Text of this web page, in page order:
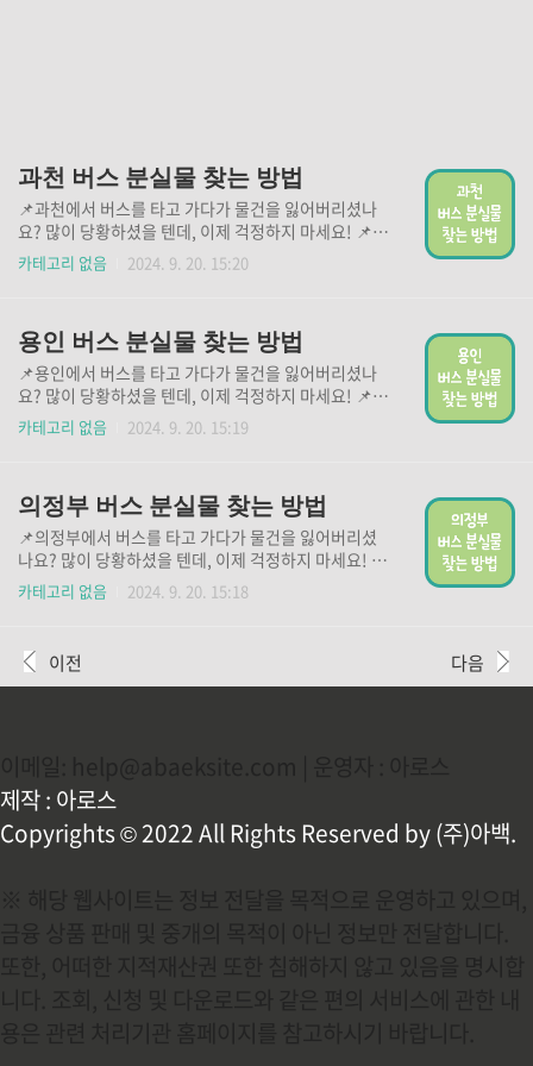
과천 버스 분실물 찾는 방법
📌과천에서 버스를 타고 가다가 물건을 잃어버리셨나
요? 많이 당황하셨을 텐데, 이제 걱정하지 마세요! 📌
아래 버튼을 통해 분실물 신고를 하시고, 귀중한 물건을
빠르게 찾으시기 바랍니다. 버스 분실물 신고 바로가기
카테고리 없음 2024. 9. 20. 15:20
용인 버스 분실물 찾는 방법
📌용인에서 버스를 타고 가다가 물건을 잃어버리셨나
요? 많이 당황하셨을 텐데, 이제 걱정하지 마세요! 📌
아래 버튼을 통해 분실물 신고를 하시고, 귀중한 물건을
빠르게 찾으시기 바랍니다. 버스 분실물 신고 바로가기
카테고리 없음 2024. 9. 20. 15:19
의정부 버스 분실물 찾는 방법
📌의정부에서 버스를 타고 가다가 물건을 잃어버리셨
나요? 많이 당황하셨을 텐데, 이제 걱정하지 마세요! 📌
아래 버튼을 통해 분실물 신고를 하시고, 귀중한 물건을
빠르게 찾으시기 바랍니다. 버스 분실물 신고 바로가기
로이드용)👆
카테고리 없음 2024. 9. 20. 15:18
이전 다음
제작 : 아로스
Copyrights © 2022 All Rights Reserved by (주)아백.